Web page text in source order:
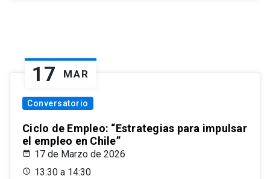
17 MAR
Conversatorio
Ciclo de Empleo: “Estrategias para impulsar
el empleo en Chile”
17 de Marzo de 2026
13:30 a 14:30